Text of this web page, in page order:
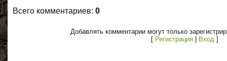
Всего комментариев: 0
Добавлять комментарии могут только
[ Регистрация Вход ]